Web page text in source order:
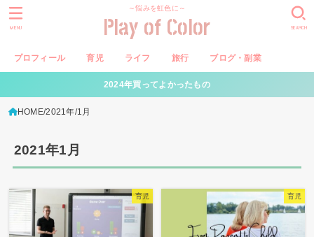
～悩みを虹色に～
Play of Color
プロフィール 育児 ライフ 旅行 ブログ・副業
SEARCH
MENU
2024年買ってよかったもの
HOME 2021年 1月
2021年1月
育児 育児